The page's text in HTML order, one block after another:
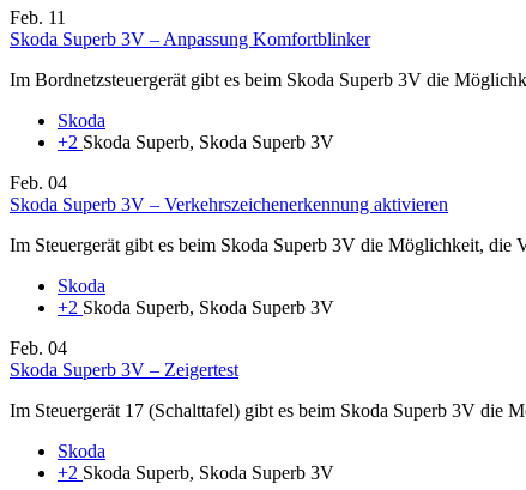
Feb. 11
Skoda Superb 3V – Anpassung Komfortblinker
Im Bordnetzsteuergerät gibt es beim Skoda Superb 3V die
Skoda
+2 Skoda Superb, Skoda Superb 3V
Feb. 04
Skoda Superb 3V – Verkehrszeichenerkennung aktivieren
Im Steuergerät gibt es beim Skoda Superb 3V die Möglichkeit, die
Skoda
+2 Skoda Superb, Skoda Superb 3V
Feb. 04
Skoda Superb 3V – Zeigertest
Im Steuergerät 17 (Schalttafel) gibt es beim Skoda Superb 3V die
Skoda
+2 Skoda Superb, Skoda Superb 3V